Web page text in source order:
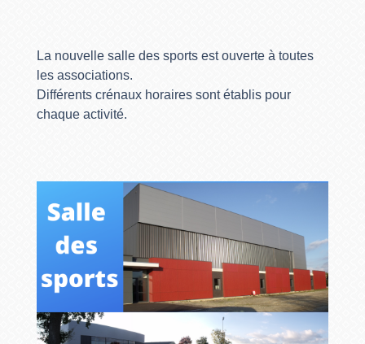
La nouvelle salle des sports est ouverte à toutes
les associations.
Différents crénaux horaires sont établis pour
chaque activité.